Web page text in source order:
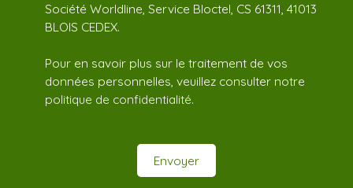
Société Worldline, Service Bloctel, CS 61311, 41013
BLOIS CEDEX.
Pour en savoir plus sur le traitement de vos
données personnelles, veuillez consulter notre
politique de confidentialité.
Envoyer